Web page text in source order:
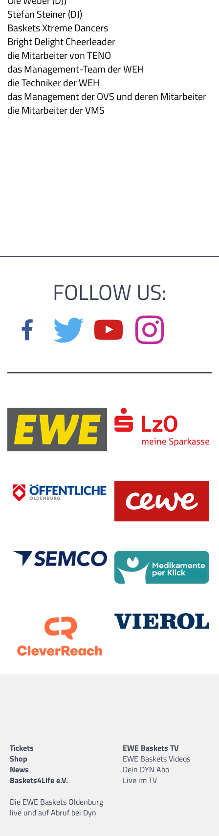
Stefan Steiner (DJ)
Baskets Xtreme Dancers
Bright Delight Cheerleader
die Mitarbeiter von TENO
das Management-Team der WEH
die Techniker der WEH
das Management der OVS und deren Mitarbeiter
die Mitarbeiter der VMS
FOLLOW US:
Tickets
Shop
News
Baskets4Life e.V.
Die EWE Baskets Oldenburg
live und auf Abruf bei Dyn
EWE Baskets TV
EWE Baskets Videos
Dein DYN Abo
Live im TV